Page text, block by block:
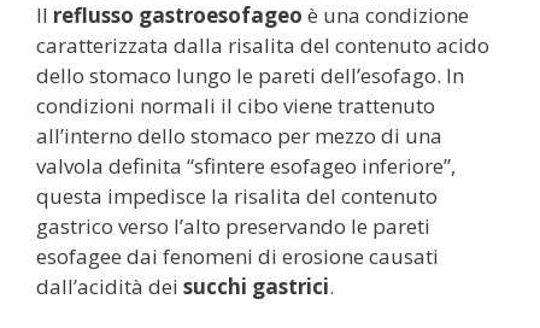
Il reflusso gastroesofageo è una condizione
caratterizzata dalla risalita del contenuto acido
dello stomaco lungo le pareti dell’esofago. In
condizioni normali il cibo viene trattenuto
all’interno dello stomaco per mezzo di una
valvola definita “sfintere esofageo inferiore”,
questa impedisce la risalita del contenuto
gastrico verso l’alto preservando le pareti
esofagee dai fenomeni di erosione causati
dall’acidità dei succhi gastrici.